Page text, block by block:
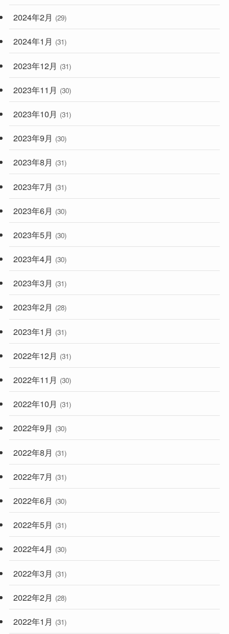
2024年2月 (29)
2024年1月 (31)
2023年12月 (31)
2023年11月 (30)
2023年10月 (31)
2023年9月 (30)
2023年8月 (31)
2023年7月 (31)
2023年6月 (30)
2023年5月 (30)
2023年4月 (30)
2023年3月 (31)
2023年2月 (28)
2023年1月 (31)
2022年12月 (31)
2022年11月 (30)
2022年10月 (31)
2022年9月 (30)
2022年8月 (31)
2022年7月 (31)
2022年6月 (30)
2022年5月 (31)
2022年4月 (30)
2022年3月 (31)
2022年2月 (28)
2022年1月 (31)